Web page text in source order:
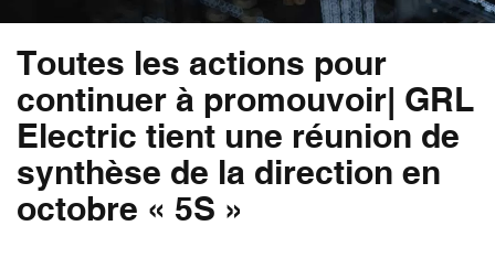
Toutes les actions pour
continuer à promouvoir| GRL
Electric tient une réunion de
synthèse de la direction en
octobre « 5S »